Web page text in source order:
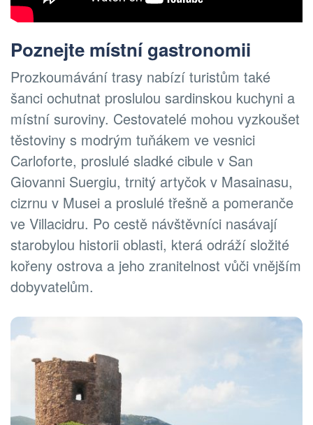
Poznejte místní gastronomii
Prozkoumávání trasy nabízí turistům také
šanci ochutnat proslulou sardinskou kuchyni a
místní suroviny. Cestovatelé mohou vyzkoušet
těstoviny s modrým tuňákem ve vesnici
Carloforte, proslulé sladké cibule v San
Giovanni Suergiu, trnitý artyčok v Masainasu,
cizrnu v Musei a proslulé třešně a pomeranče
ve Villacidru. Po cestě návštěvníci nasávají
starobylou historii oblasti, která odráží složité
kořeny ostrova a jeho zranitelnost vůči vnějším
dobyvatelům.